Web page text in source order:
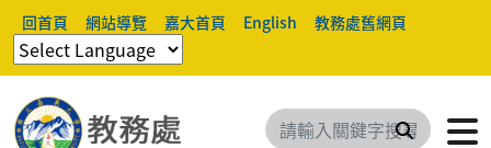
回首頁 網站導覽 嘉大首頁 English 教務處舊網頁
搜尋